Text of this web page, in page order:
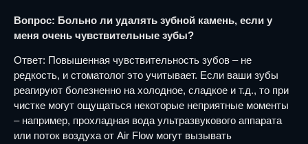
Вопрос: Больно ли удалять зубной камень, если у
меня очень чувствительные зубы?
Ответ: Повышенная чувствительность зубов – не
редкость, и стоматолог это учитывает. Если ваши зубы
реагируют болезненно на холодное, сладкое и т.д., то при
чистке могут ощущаться некоторые неприятные моменты
– например, прохладная вода ультразвукового аппарата
или поток воздуха от Air Flow могут вызывать